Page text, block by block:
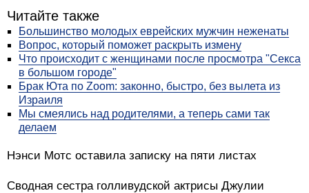
Читайте также
Большинство молодых еврейских мужчин неженаты
Вопрос, который поможет раскрыть измену
Что происходит с женщинами после просмотра "Секса
в большом городе"
Брак Юта по Zoom: законно, быстро, без вылета из
Израиля
Мы смеялись над родителями, а теперь сами так
делаем
Нэнси Мотс оставила записку на пяти листах
Сводная сестра голливудской актрисы Джулии